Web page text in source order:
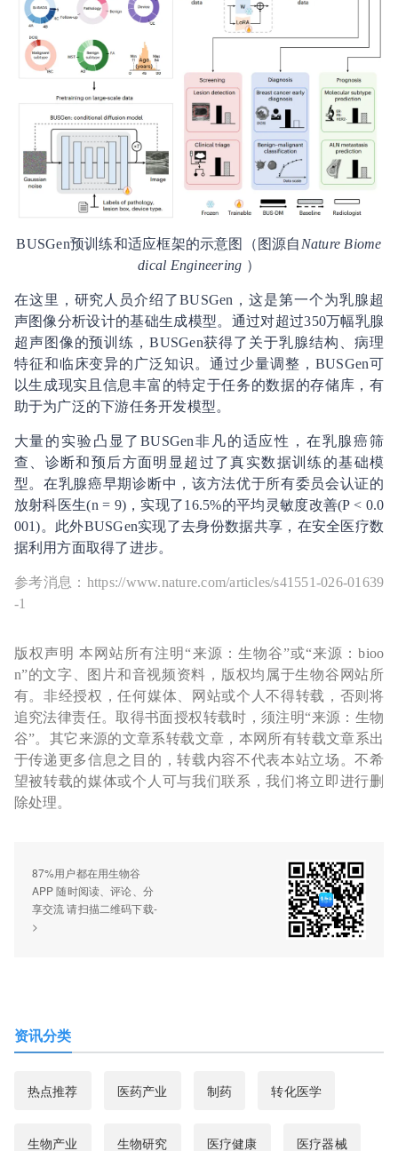
BUSGen预训练和适应框架的示意图（图源自 Nature Biome
dical Engineering ）
在这里，研究人员介绍了BUSGen，这是第一个为乳腺超
声图像分析设计的基础生成模型。通过对超过350万幅乳腺
超声图像的预训练，BUSGen获得了关于乳腺结构、病理
特征和临床变异的广泛知识。通过少量调整，BUSGen可
以生成现实且信息丰富的特定于任务的数据的存储库，有
助于为广泛的下游任务开发模型。
大量的实验凸显了BUSGen非凡的适应性，在乳腺癌筛
查、诊断和预后方面明显超过了真实数据训练的基础模
型。在乳腺癌早期诊断中，该方法优于所有委员会认证的
放射科医生(n = 9)，实现了16.5%的平均灵敏度改善(P < 0.0
001)。此外BUSGen实现了去身份数据共享，在安全医疗数
据利用方面取得了进步。
参考消息：https://www.nature.com/articles/s41551-026-01639
-1
版权声明 本网站所有注明“来源：生物谷”或“来源：bioo
n”的文字、图片和音视频资料，版权均属于生物谷网站所
有。非经授权，任何媒体、网站或个人不得转载，否则将
追究法律责任。取得书面授权转载时，须注明“来源：生物
谷”。其它来源的文章系转载文章，本网所有转载文章系出
于传递更多信息之目的，转载内容不代表本站立场。不希
望被转载的媒体或个人可与我们联系，我们将立即进行删
除处理。
87%用户都在用生物谷
APP 随时阅读、评论、分
享交流 请扫描二维码下载-
>
资讯分类
热点推荐 医药产业 制药 转化医学
生物产业 生物研究 医疗健康 医疗器械